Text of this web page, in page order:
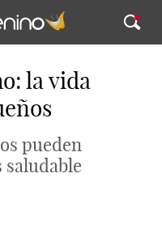
la vida
pueden